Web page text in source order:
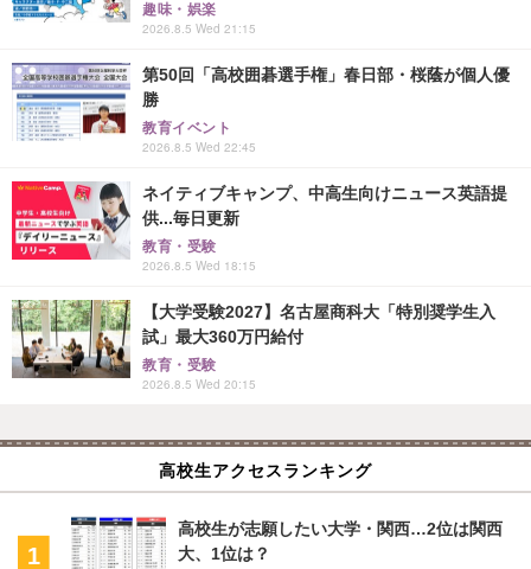
趣味・娯楽
2026.8.5 Wed 21:15
第50回「高校囲碁選手権」春日部・桜蔭が個人優
勝
教育イベント
2026.8.5 Wed 22:45
ネイティブキャンプ、中高生向けニュース英語提
供...毎日更新
教育・受験
2026.8.5 Wed 18:15
【大学受験2027】名古屋商科大「特別奨学生入
試」最大360万円給付
教育・受験
2026.8.5 Wed 20:15
高校生アクセスランキング
高校生が志願したい大学・関西…2位は関西
大、1位は？